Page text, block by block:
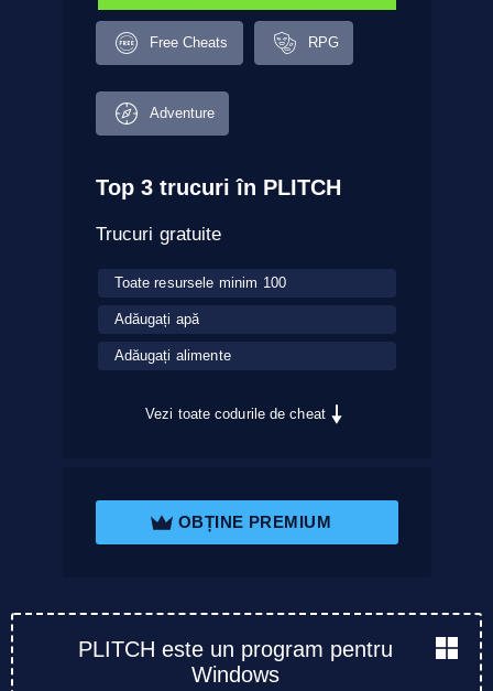
Free Cheats RPG
Adventure
Top 3 trucuri în PLITCH
Trucuri gratuite
Toate resursele minim 100
Adăugați apă
Adăugați alimente
Vezi toate codurile de cheat
OBȚINE PREMIUM
PLITCH este un program pentru
Windows